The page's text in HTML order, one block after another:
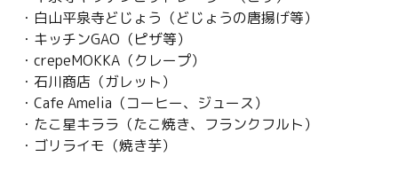
・白山平泉寺どじょう（どじょうの唐揚げ等）
・キッチンGAO（ピザ等）
・crepeMOKKA（クレープ）
・石川商店（ガレット）
・Cafe Amelia（コーヒー、ジュース）
・たこ星キララ（たこ焼き、フランクフルト）
・ゴリライモ（焼き芋）